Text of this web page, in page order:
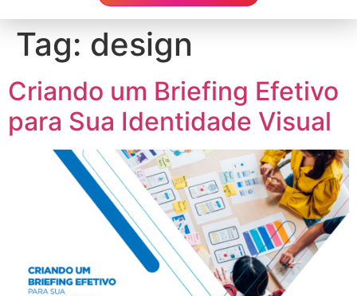
Tag: design
Criando um Briefing Efetivo
para Sua Identidade Visual